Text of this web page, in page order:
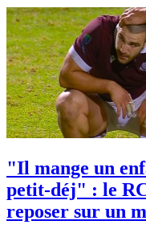
"Il mange un
petit-déj" : le
reposer sur un